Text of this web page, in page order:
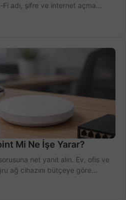
Fi adı, şifre ve internet açma
Mi Ne İşe Yarar?
net yanıt alın. Ev, ofis ve
ağ cihazını bütçeye göre